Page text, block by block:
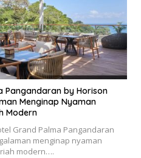
Pangandaran by Horison
Menginap Nyaman
Modern
Grand Palma Pangandaran
menginap nyaman
modern….